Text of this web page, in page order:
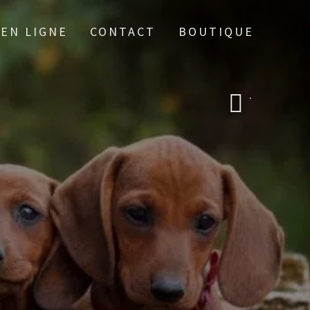
LIGNE CONTACT BOUTIQUE
.